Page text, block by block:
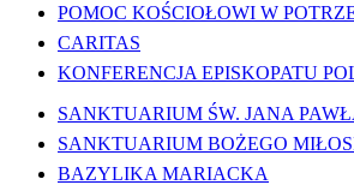
POMOC KOŚCIOŁOWI W
CARITAS
KONFERENCJA EPISKOPATU
SANKTUARIUM ŚW. JANA
SANKTUARIUM BOŻEGO
BAZYLIKA MARIACKA